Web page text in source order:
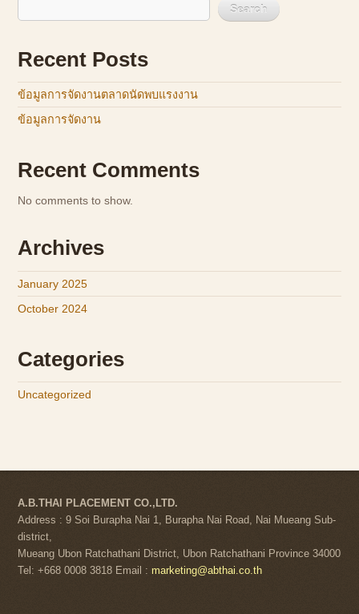
Search
Recent Posts
ข้อมูลการจัดงานตลาดนัดพบแรงงาน
ข้อมูลการจัดงาน
Recent Comments
No comments to show.
Archives
January 2025
October 2024
Categories
Uncategorized
A.B.THAI PLACEMENT CO.,LTD.
Address : 9 Soi Burapha Nai 1, Burapha Nai Road, Nai Mueang Sub-
district,
Mueang Ubon Ratchathani District, Ubon Ratchathani Province 34000
Tel: +668 0008 3818 Email : marketing@abthai.co.th